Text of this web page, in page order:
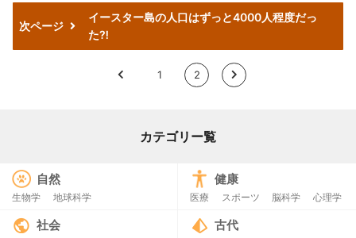
次ページ
イースター島の人口はずっと4000人程度だっ
た⁈
< 1 2 >
カテゴリー覧
自然
生物学 地球科学
健康
医療 スポーツ 脳科学 心理学
社会 古代